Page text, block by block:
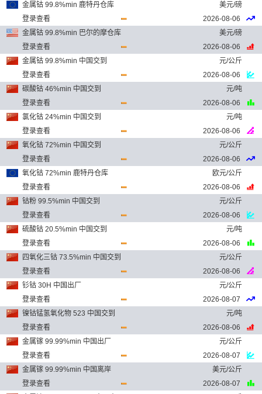
金属钴 99.8%min 鹿特丹仓库
美元/磅
登录查看
2026-08-06
金属钴 99.8%min 巴尔的摩仓库
美元/磅
登录查看
2026-08-06
金属钴 99.8%min 中国交到
元/公斤
登录查看
2026-08-06
碳酸钴 46%min 中国交到
元/吨
登录查看
2026-08-06
氯化钴 24%min 中国交到
元/吨
登录查看
2026-08-06
氧化钴 72%min 中国交到
元/公斤
登录查看
2026-08-06
氧化钴 72%min 鹿特丹仓库
欧元/公斤
登录查看
2026-08-06
钴粉 99.5%min 中国交到
元/公斤
登录查看
2026-08-06
硫酸钴 20.5%min 中国交到
元/吨
登录查看
2026-08-06
四氧化三钴 73.5%min 中国交到
元/公斤
登录查看
2026-08-06
钐钴 30H 中国出厂
元/公斤
登录查看
2026-08-07
镍钴锰氢氧化物 523 中国交到
元/吨
登录查看
2026-08-06
金属镓 99.99%min 中国出厂
元/公斤
登录查看
2026-08-07
金属镓 99.99%min 中国离岸
美元/公斤
登录查看
2026-08-07